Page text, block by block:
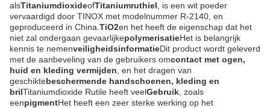
alsTitaniumdioxideofTitaniumruthiel , is een wit poeder
vervaardigd door TINOX met modelnummer R-2140, en
geproduceerd in China. TiO2en het heeft de eigenschap dat het
niet zal ondergaan gevaarlijkepolymerisatieHet is belangrijk
kennis te nemenveiligheidsinformatieDit product wordt geleverd
met de aanbeveling van de gebruikers omcontact met ogen,
huid en kleding vermijden , en het dragen van
geschiktebeschermende handschoenen, kleding en
brilTitaniumdioxide Rutile heeft veelGebruik , zoals
eenpigmentHet heeft een zeer sterke werking op het